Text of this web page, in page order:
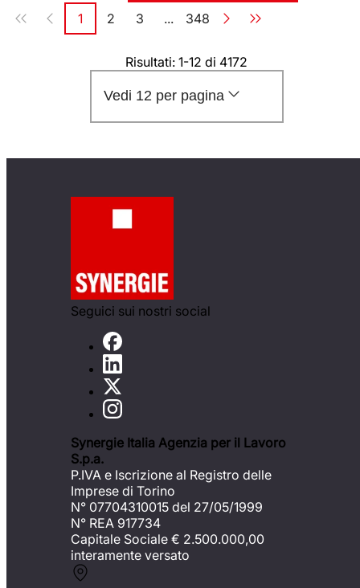
Paginazione
Pagina
1 Pagina
2 Pagina
3 ... Pagina
348
Risultati: 1-12 di 4172
Vedi 12 per pagina
Seguici sui nostri social
Synergie Italia Agenzia per il Lavoro
S.p.a.
P.IVA e Iscrizione al Registro delle
Imprese di Torino
N° 07704310015 del 27/05/1999
N° REA 917734
Capitale Sociale € 2.500.000,00
interamente versato